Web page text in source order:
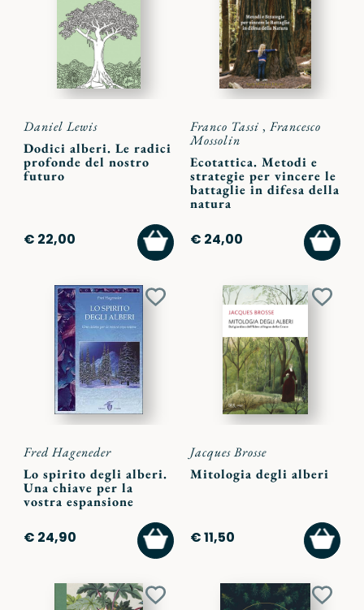
Daniel Lewis
Dodici alberi. Le radici
profonde del nostro
futuro
€ 22,00
AGGIUNGI
AL
CARRELLO
Franco Tassi , Francesco
Mossolin
Ecotattica. Metodi e
strategie per vincere le
battaglie in difesa della
natura
€ 24,00
AL
Aggiungi
Fred Hageneder
Lo spirito degli alberi.
Una chiave per la
vostra espansione
€ 24,90
AGGIUNGI
AL
CARRELLO
Jacques Brosse
Mitologia degli alberi
€ 11,50
AL
Aggiungi